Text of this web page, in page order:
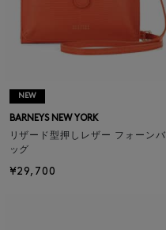
NEW
BARNEYS NEW YORK
リザード型押しレザー フォーンバ
ッグ
¥29,700